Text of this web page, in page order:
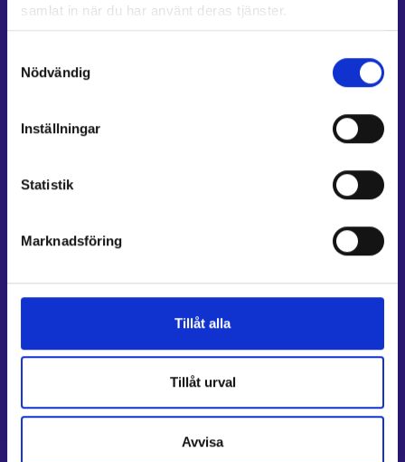
samlat in när du har använt deras tjänster.
Cookies
Nödvändig
Inställningar
Statistik
Marknadsföring
Tillåt alla
Tillåt urval
Avvisa
Min karriärstig
Lediga arbetsplatser
Kontaktuppgifter till sysselsättningsområden
Information om utkomstskydd för arbetslösa
Rådgivningstjänster för arbetsgivare och företagare
Mer information